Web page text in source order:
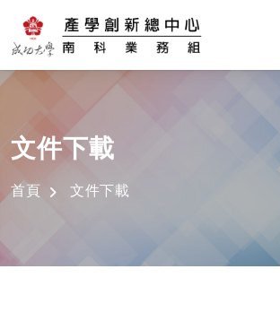
文件下載
首頁 文件下載